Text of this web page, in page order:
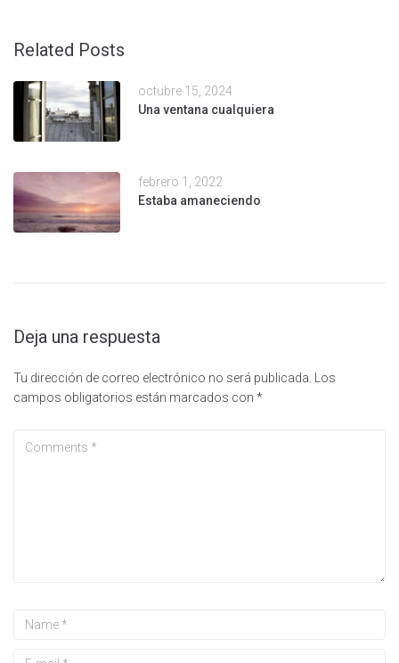
Related Posts
octubre 15, 2024
Una ventana cualquiera
febrero 1, 2022
Estaba amaneciendo
Deja una respuesta
Tu dirección de correo electrónico no será publicada.
Los
campos obligatorios están marcados con *